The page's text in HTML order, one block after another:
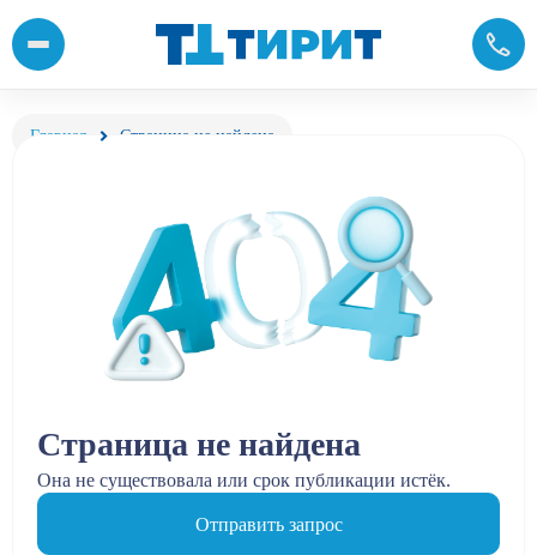
Главная Страница не найдена
Страница не найдена
Она не существовала или срок публикации истёк.
Отправить запрос